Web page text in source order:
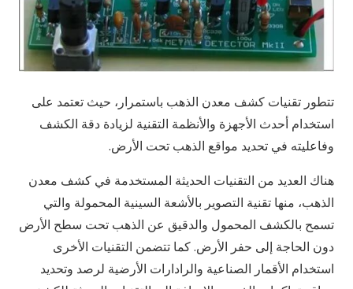
تتطور تقنيات كشف معدن الذهب باستمرار، حيث تعتمد على
استخدام أحدث الأجهزة والأنظمة التقنية لزيادة دقة الكشف
وفاعليته في تحديد مواقع الذهب تحت الأرض.
هناك العديد من التقنيات الحديثة المستخدمة في كشف معدن
الذهب، منها تقنية التصوير بالأشعة السينية المحمولة والتي
تسمح بالكشف المحمول والدقيق عن الذهب تحت سطح الأرض
دون الحاجة إلى حفر الأرض. كما تتضمن التقنيات الأخرى
استخدام الأقمار الصناعية والرادارات الأرضية لرصد وتحديد